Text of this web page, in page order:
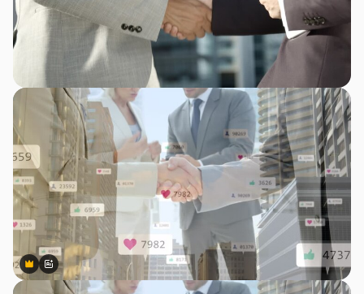
Premium
Premium
สร้างขึ้นโดย AI